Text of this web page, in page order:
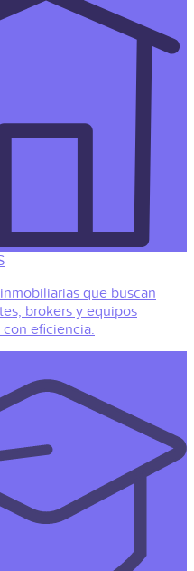
que buscan
brokers y equipos
eficiencia.